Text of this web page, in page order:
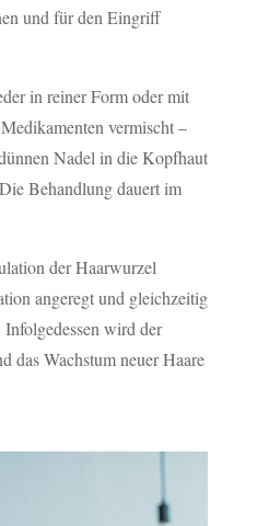
und für den Eingriff
in reiner Form oder mit
vermischt –
Nadel in die Kopfhaut
Behandlung dauert im
der Haarwurzel
angeregt und gleichzeitig
wird der
das Wachstum neuer Haare